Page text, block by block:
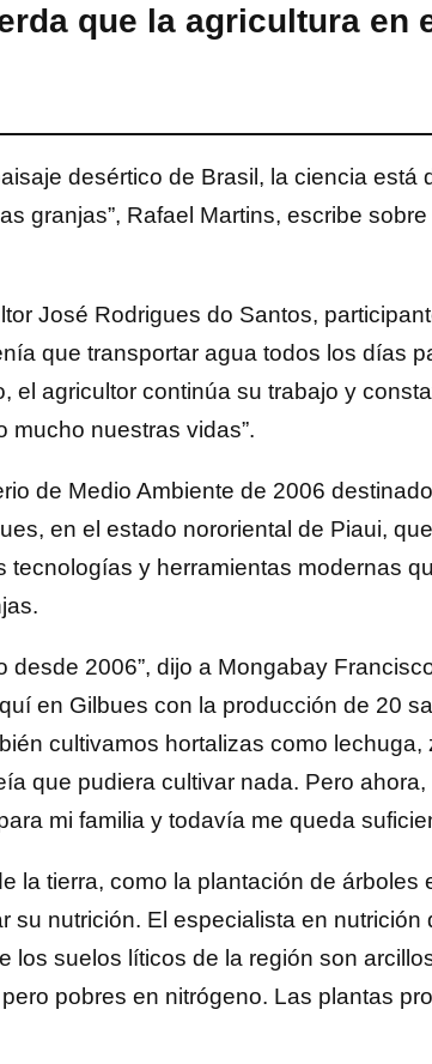
que la agricultura en
desértico de Brasil, la ciencia está
granjas”, Rafael Martins, escribe
José Rodrigues do Santos,
que transportar agua todos los días
el agricultor continúa su trabajo y
mucho nuestras vidas”.
de Medio Ambiente de 2006
en el estado nororiental de Piaui,
y herramientas modernas
desde 2006”, dijo a Mongabay
en Gilbues con la producción de 20
cultivamos hortalizas como
que pudiera cultivar nada. Pero ahora,
mi familia y todavía me queda
la tierra, como la plantación de árboles
su nutrición. El especialista en nutrición
los suelos líticos de la región son
pobres en nitrógeno. Las plantas